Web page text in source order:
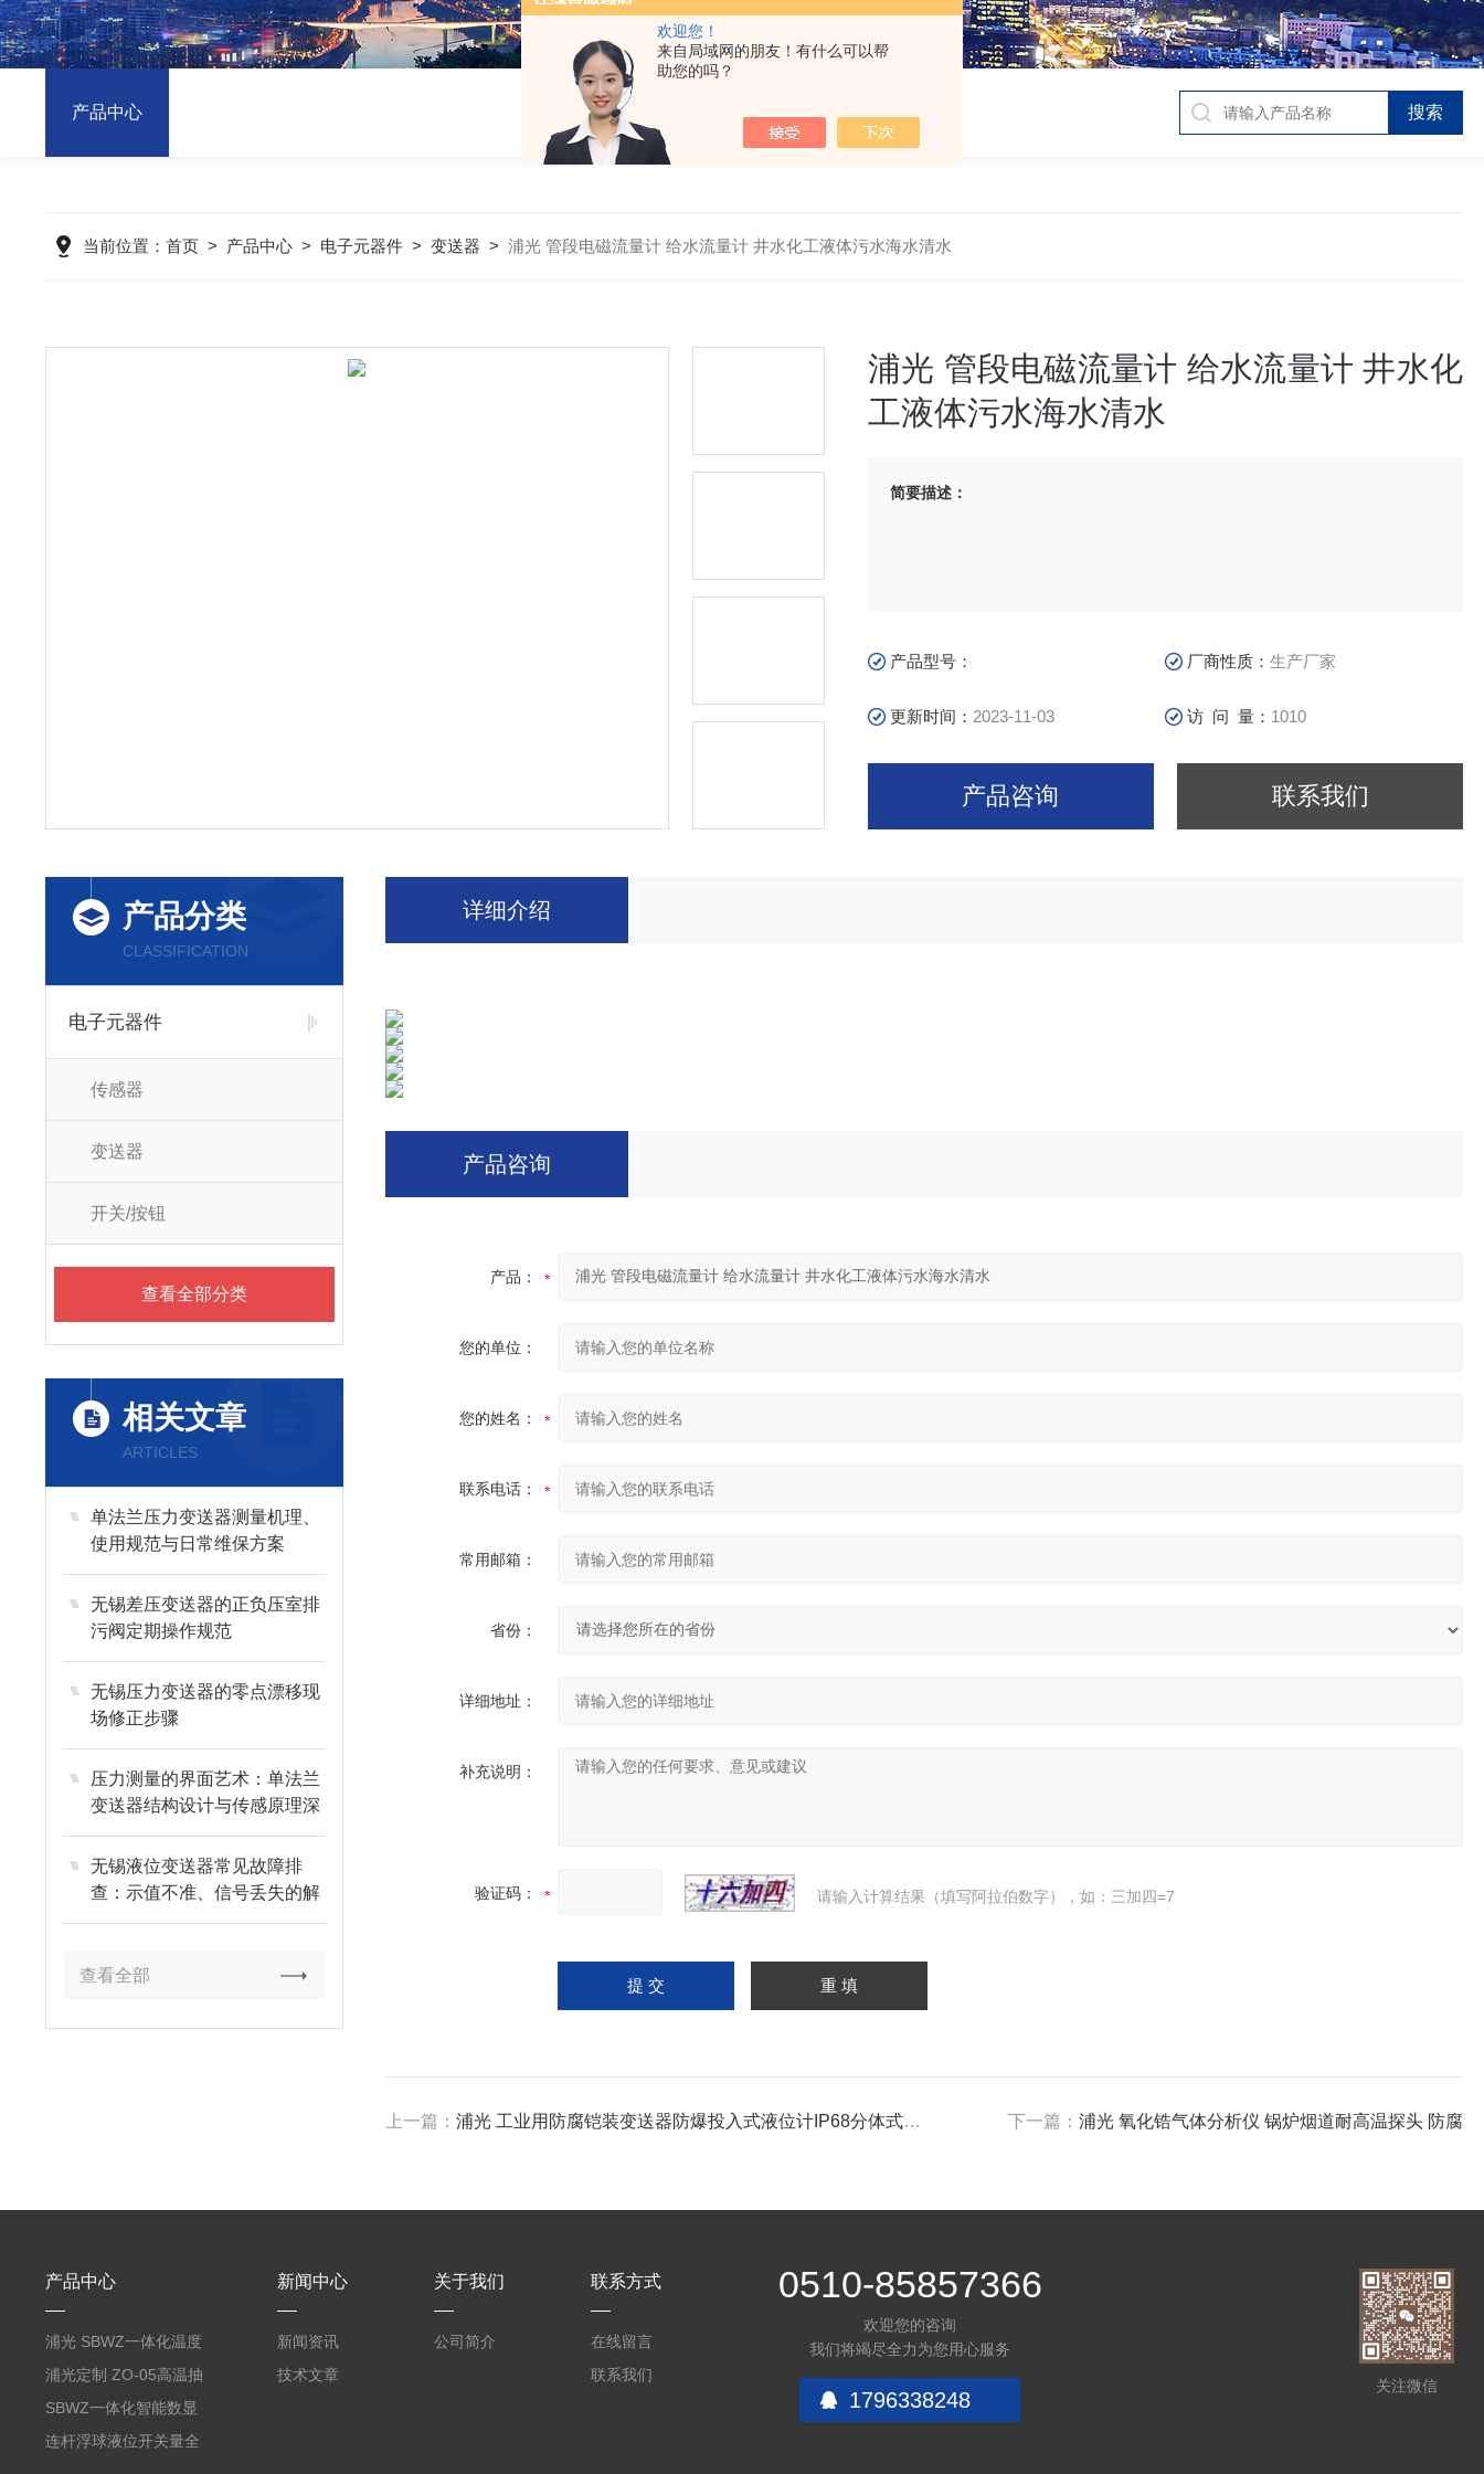
欢迎您！
来自局域网的朋友！有什么可以帮
助您的吗？
产品中心
当前位置： 首页> 产品中心> 电子元器件> 变送器 > 浦光 管段电磁流量计 给水流量计 井水化工液体污水海水清水
浦光 管段电磁流量计 给水流量计 井水化
工液体污水海水清水
简要描述：
产品型号： 厂商性质：生产厂家
更新时间： 2023-11-03 访 问 量： 1010
产品咨询 联系我们
产品分类
CLASSIFICATION
电子元器件
传感器
变送器
开关/按钮
查看全部分类
相关文章
ARTICLES
单法兰压力变送器测量机理、
使用规范与日常维保方案
无锡差压变送器的正负压室排
污阀定期操作规范
无锡压力变送器的零点漂移现
场修正步骤
压力测量的界面艺术：单法兰
变送器结构设计与传感原理深
度剖析
无锡液位变送器常见故障排
查：示值不准、信号丢失的解
决技巧
查看全部
详细介绍
产品咨询
产品：
您的单位：
您的姓名：
联系电话：
常用邮箱：
省份：
详细地址：
补充说明：
验证码： 请输入计算结果（填写阿拉伯数字），如：三加四=7
上一篇：浦光 工业用防腐铠装变送器防爆投入式液位计IP68分体式传感器 下一篇： 浦光 氧化锆气体分析仪 锅炉烟道耐高温探头 防腐
产品中心
浦光 SBWZ一体化温度
变送器传感器 防爆热电
阻PT100 数显远传4-
20mA2
浦光定制 ZO-05高温抽
气式氧化锆分析仪 防爆
耐腐蚀检测仪
SBWZ一体化智能数显
温度变送器传感器防爆
连杆浮球液位开关量全
新闻中心
新闻资讯
技术文章
关于我们
公司简介
联系方式
在线留言
联系我们
0510-85857366
欢迎您的咨询
我们将竭尽全力为您用心服务
1796338248
关注微信